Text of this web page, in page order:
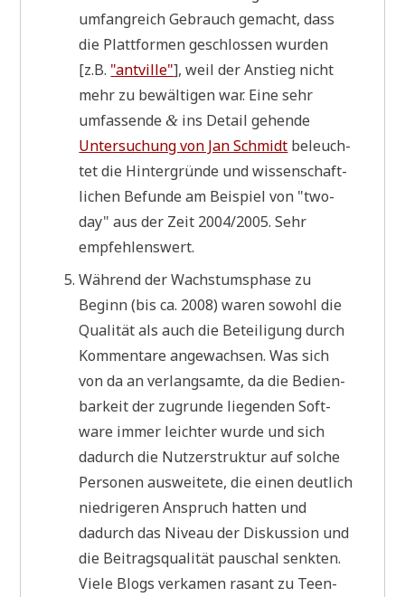
umfang­reich Gebrauch gemacht, dass
die Platt­for­men geschlos­sen wur­den
[z.B. "ant­ville"], weil der Anstieg nicht
mehr zu bewäl­ti­gen war. Eine sehr
umfas­sen­de& ins Detail gehen­de
Unter­su­chung von Jan Schmidt beleuch­
tet die Hin­ter­grün­de und wis­sen­schaft­
li­chen Befun­de am Bei­spiel von "two­
day" aus der Zeit 2004/2005. Sehr
empfehlenswert.
Wäh­rend der Wachs­tums­pha­se zu
Beginn (bis ca. 2008) waren sowohl die
Qua­li­tät als auch die Betei­li­gung durch
Kom­men­ta­re ange­wach­sen. Was sich
von da an ver­lang­sam­te, da die Bedien­
bar­keit der zugrun­de lie­gen­den Soft­
ware immer leich­ter wur­de und sich
dadurch die Nut­zer­struk­tur auf sol­che
Per­so­nen aus­wei­te­te, die einen deut­lich
nied­ri­ge­ren Anspruch hat­ten und
dadurch das Niveau der Dis­kus­si­on und
die Bei­trags­qua­li­tät pau­schal senk­ten.
Vie­le Blogs ver­ka­men rasant zu Teen­